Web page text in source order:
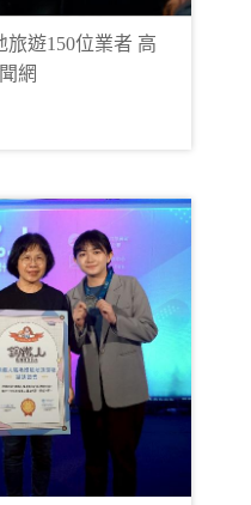
遊150位業者 高
網